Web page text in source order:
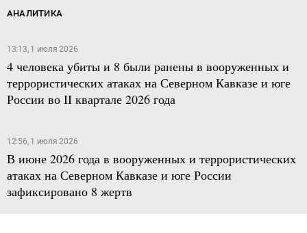
АНАЛИТИКА
13:13, 1 июля 2026
4 человека убиты и 8 были ранены в вооруженных и
террористических атаках на Северном Кавказе и юге
России во II квартале 2026 года
12:56, 1 июля 2026
В июне 2026 года в вооруженных и террористических
атаках на Северном Кавказе и юге России
зафиксировано 8 жертв